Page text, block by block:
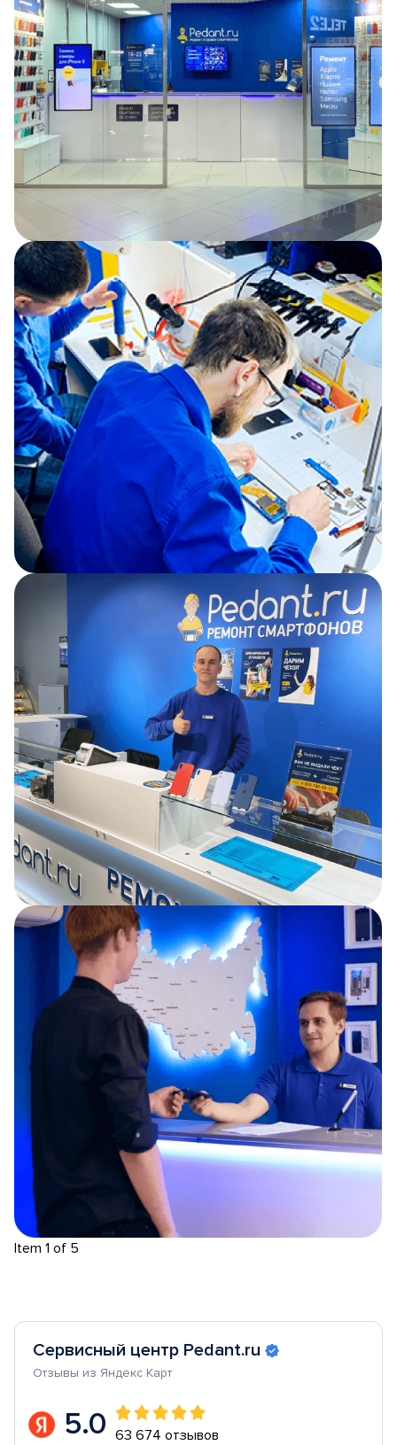
Item 1 of 5
Сервисный центр Pedant.ru
Отзывы из Яндекс Карт
5.0 63 674 отзывов